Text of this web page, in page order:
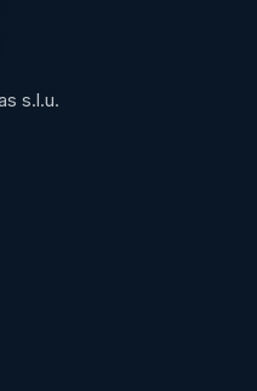
s.l.u.